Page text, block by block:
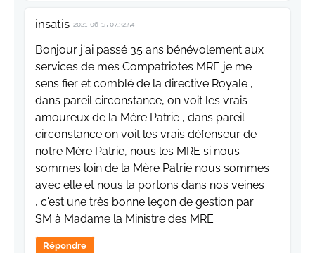
insatis 2021-06-15 07:32:54
Bonjour j'ai passé 35 ans bénévolement aux
services de mes Compatriotes MRE je me
sens fier et comblé de la directive Royale ,
dans pareil circonstance, on voit les vrais
amoureux de la Mère Patrie , dans pareil
circonstance on voit les vrais défenseur de
notre Mère Patrie, nous les MRE si nous
sommes loin de la Mère Patrie nous sommes
avec elle et nous la portons dans nos veines
, c'est une très bonne leçon de gestion par
SM à Madame la Ministre des MRE
Répondre